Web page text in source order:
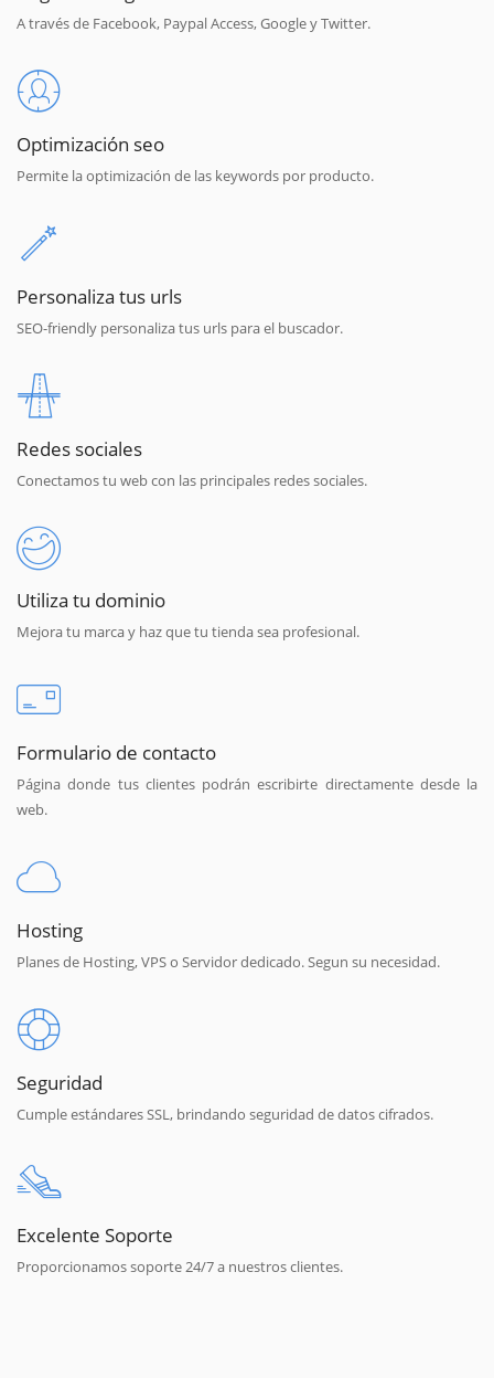
A través de Facebook, Paypal Access, Google y Twitter.
Optimización seo
Permite la optimización de las keywords por producto.
Personaliza tus urls
SEO-friendly personaliza tus urls para el buscador.
Redes sociales
Conectamos tu web con las principales redes sociales.
Utiliza tu dominio
Mejora tu marca y haz que tu tienda sea profesional.
Formulario de contacto
Página donde tus clientes podrán escribirte directamente desde la
web.
Hosting
Planes de Hosting, VPS o Servidor dedicado. Segun su necesidad.
Seguridad
Cumple estándares SSL, brindando seguridad de datos cifrados.
Excelente Soporte
Proporcionamos soporte 24/7 a nuestros clientes.